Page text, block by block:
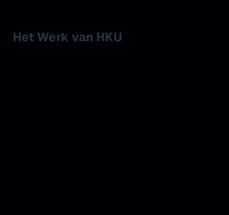
Het Werk van HKU